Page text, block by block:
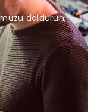
doldurun,